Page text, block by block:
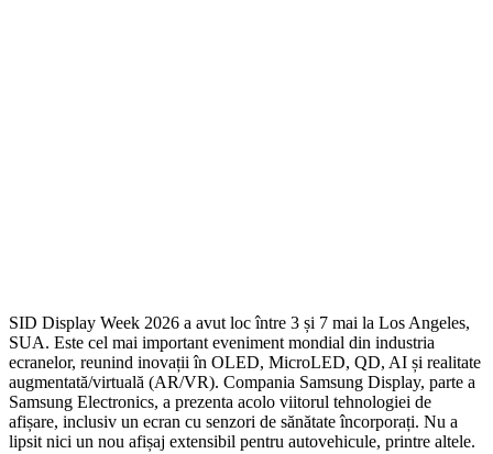
SID Display Week 2026 a avut loc între 3 și 7 mai la Los Angeles,
SUA. Este cel mai important eveniment mondial din industria
ecranelor, reunind inovații în OLED, MicroLED, QD, AI și realitate
augmentată/virtuală (AR/VR). Compania Samsung Display, parte a
Samsung Electronics, a prezenta acolo viitorul tehnologiei de
afișare, inclusiv un ecran cu senzori de sănătate încorporați. Nu a
lipsit nici un nou afișaj extensibil pentru autovehicule, printre altele.